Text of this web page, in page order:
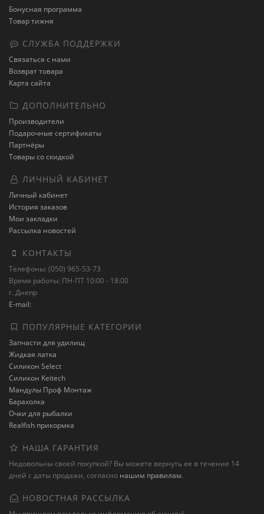
Бонусная программа
Товар тижня
СЛУЖБА ПОДДЕРЖКИ
Связаться с нами
Возврат товара
Карта сайта
ДОПОЛНИТЕЛЬНО
Производители
Подарочные сертификаты
Партнёры
Товары со скидкой
ЛИЧНЫЙ КАБИНЕТ
Личный кабинет
История заказов
Мои закладки
Рассылка новостей
КОНТАКТЫ
Телефоны: (050) 965-53-73
Время работы: ПН-ПТ 10:00 - 18:00
г. Днепр
E-mail:
ПОПУЛЯРНЫЕ КАТЕГОРИИ
Запчасти для удилищ
Жидкая латка
Силикон Select
Силикон Keitech
Мандулы Проф Монтаж
Барахолка
Очки для рыбалки
Realfish прикормка
НАША ГАРАНТИЯ
Недовольны своей покупкой? Вы можете вернуть ее в течение 14
дней с даты продажи, согласно нашим правилам.
НОВОСТНАЯ РАССЫЛКА